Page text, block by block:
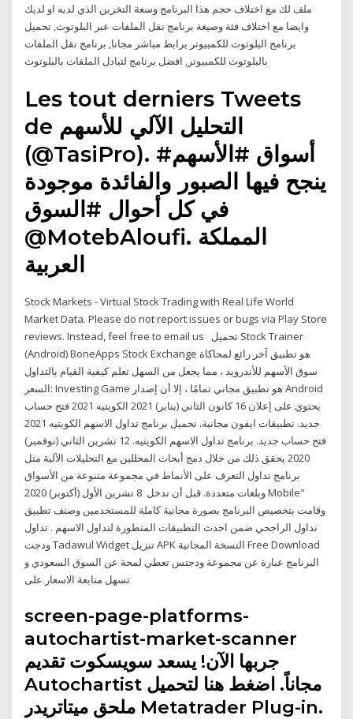
ملف لك مع اختلاف حجم هذا البرنامج وسعة التخزين الذي لديه او لديك
وايضا مع اختلاف فئة وصيغة برنامج نقل الملفات عبر البلوتوث, تحميل
برنامج البلوتوث للكمبيوتر برابط مباشر مجانا, برنامج نقل الملفات
بالبلوتوث للكمبيوتر, افضل برنامج لتبادل الملفات بالبلوتوث
Les tout derniers Tweets
de التحليل الآلي للأسهم
(@TasiPro). #أسواق #الأسهم
ينجح فيها الصبور والفائدة موجودة
في كل أحوال #السوق
@MotebAloufi. المملكة
Stock Markets - Virtual Stock Trading with Real Life World
Market Data. Please do not report issues or bugs via Play Store
reviews. Instead, feel free to email us تحميل Stock Trainer
(Android) BoneApps Stock Exchange هو تطبيق آخر رائع لمحاكاة
سوق الأسهم للأندرويد ، مما يجعل من السهل تعلم كيفية القيام بالتداول
السعر: Investing Game هو تطبيق مجاني تمامًا ، إلا أن إصدار Android
يحتوي على إعلان 16 كانون الثاني (يناير) 2021 الكويتيه 2021 فتح حساب
جديد. تطبيقات ايفون مجانية. تحميل برنامج تداول الاسهم الكويتيه 2021
فتح حساب جديد. برنامج تداول الاسهم الكويتيه. 12 تشرين الثاني (نوفمبر)
2020 يحقق ذلك من خلال دمج أبحاث المحللين مع التحليلات الآلية مثل
برنامج تداول التعرف على الأنماط في مجموعة متنوعة من الأسواق
وبلغات متعددة. قبل أن ندخل 8 تشرين الأول (أكتوبر) 2020 Mobile"
وقامت بتخصيص البرنامج بصورة مجانية كاملة للمستخدمين وصنف تطبيق
تداول الراجحي ضمن احدث التطبيقات المتطورة لتداول الاسهم . تداول
ودجت Tadawul Widget تنزيل APK النسخة المجانية Free Download
البرنامج عبارة عن مجموعة ودجتس تعطي لمحة عن السوق السعودي و
screen-page-platforms-
autochartist-market-scanner
جربها الآن! يسعد سويسكوت تقديم
Autochartist مجاناً. اضغط هنا لتحميل
ملحق ميتاتريدر Metatrader Plug-in.